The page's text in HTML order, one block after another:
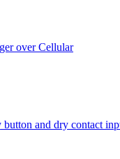
over Cellular
button and dry contact